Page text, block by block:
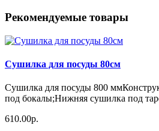
Рекомендуемые товары
Сушилка для посуды 80см
Сушилка для посуды 800
под бокалы;Нижняя сушилка под
610.00р.